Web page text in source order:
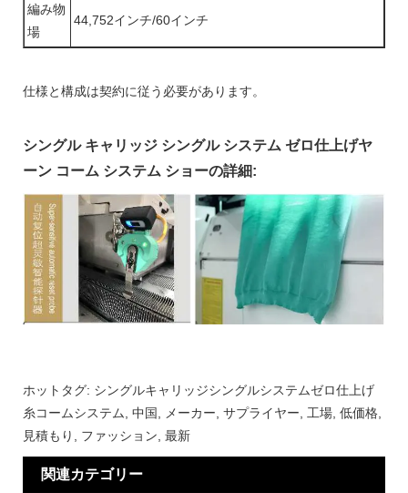
編み物
場
44,752インチ/60インチ
仕様と構成は契約に従う必要があります。
シングル キャリッジ シングル システム ゼロ仕上げヤ
ーン コーム システム ショーの詳細:
ホットタグ: シングルキャリッジシングルシステムゼロ仕上げ
糸コームシステム, 中国, メーカー, サプライヤー, 工場, 低価格,
見積もり, ファッション, 最新
関連カテゴリー